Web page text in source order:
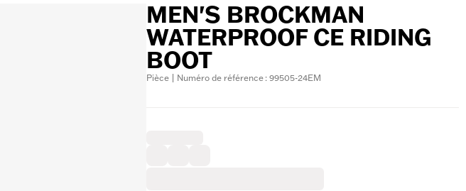
MEN'S BROCKMAN
WATERPROOF CE RIDING
BOOT
Pièce | Numéro de référence : 99505-24EM